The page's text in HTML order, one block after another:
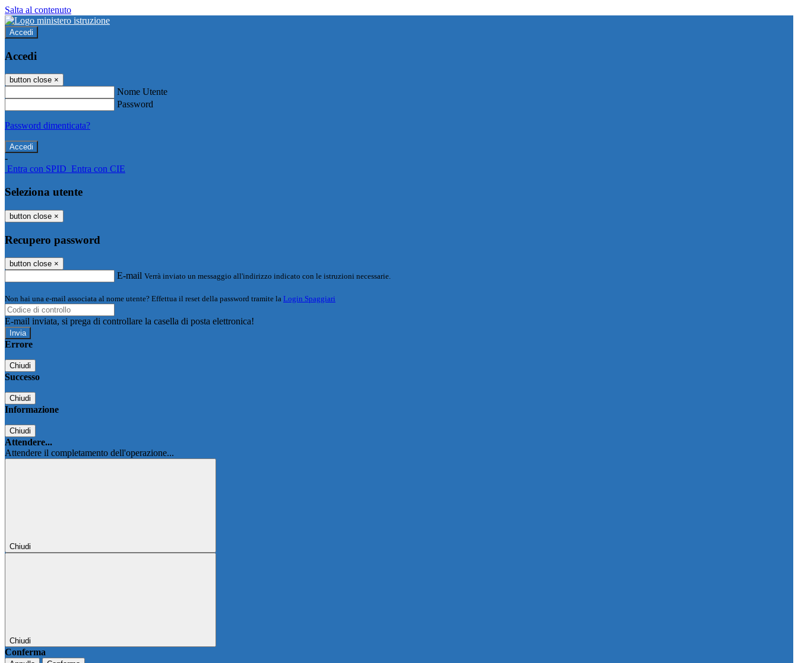
Salta al contenuto
Accedi
Accedi
button close ×
Nome Utente
Password
Password dimenticata?
-
Entra con SPID Entra con CIE
Seleziona utente
button close ×
Recupero password
button close ×
E-mail Verrà inviato un messaggio all'indirizzo indicato con le istruzioni necessarie.
Non hai una e-mail associata al nome utente? Effettua il reset della password tramite la Login Spaggiari
E-mail inviata, si prega di controllare la casella di posta elettronica!
Errore
Chiudi
Successo
Chiudi
Informazione
Chiudi
Attendere...
Attendere il completamento dell'operazione...
Chiudi
Chiudi
Conferma